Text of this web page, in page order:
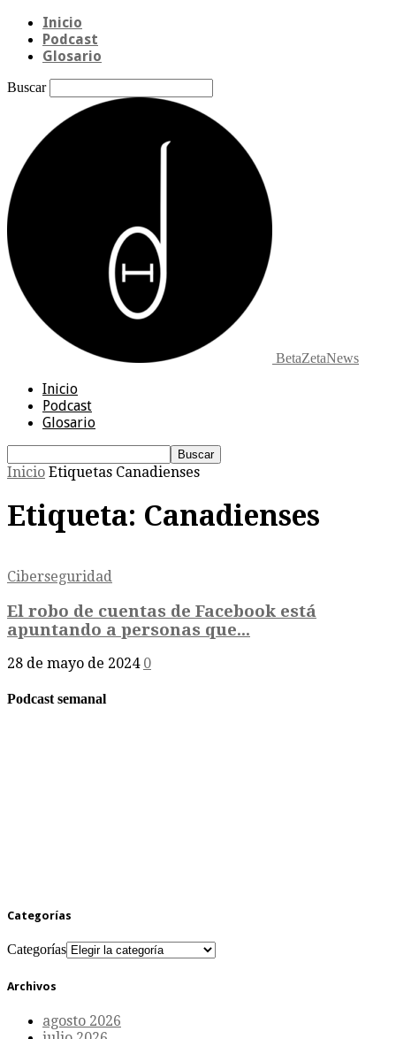
Inicio
Podcast
Glosario
Buscar
BetaZetaNews
Inicio
Podcast
Glosario
Inicio Etiquetas Canadienses
Etiqueta: Canadienses
Ciberseguridad
El robo de cuentas de Facebook está
apuntando a personas que...
28 de mayo de 2024 0
Podcast semanal
Categorías
Categorías
Archivos
agosto 2026